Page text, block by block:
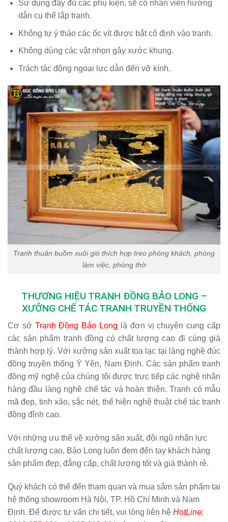
Sử dụng đầy đủ các phụ kiện, sẽ có nhân viên hướng
dẫn cụ thể lắp tranh.
Không tự ý tháo các ốc vít được bắt cố định vào tranh.
Không dùng các vật nhọn gây xước khung.
Trách tác động ngoại lực dẫn đến vỡ kính.
Tranh thuận buồm xuôi gió thích hợp treo phòng khách, phòng
làm việc, phòng thờ
THƯƠNG HIỆU TRANH ĐỒNG BẢO LONG –
XƯỞNG CHẾ TÁC TRANH TRUYỀN THỐNG
Cơ sở Tranh Đồng Bảo Long là đơn vị chuyên cung cấp
các sản phẩm tranh đồng có chất lượng cao đi cùng giá
thành hợp lý. Với xưởng sản xuất tọa lạc tại làng nghề đúc
đồng truyền thống Ý Yên, Nam Định. Các sản phẩm tranh
đồng mỹ nghệ của chúng tôi được trực tiếp các nghệ nhân
hàng đầu làng nghề chế tác và hoàn thiện. Tranh có mẫu
mã đẹp, tinh xảo, sắc nét, thể hiện nghệ thuật chế tác tranh
đồng đỉnh cao.
Với những ưu thế về xưởng sản xuất, đội ngũ nhân lực
chất lượng cao, Bảo Long luôn đem đến tay khách hàng
sản phẩm đẹp, đẳng cấp, chất lượng tốt và giá thành rẻ.
Quý khách có thể đến tham quan và mua sắm sản phẩm tại
hệ thống showroom Hà Nội, TP. Hồ Chí Minh và Nam
Định. Để được tư vấn chi tiết, vui lòng liên hệ HotLine: